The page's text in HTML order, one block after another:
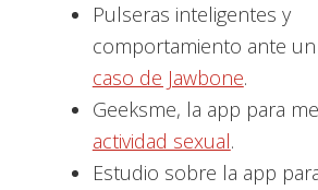
Pulseras inteligentes y
comportamiento ante
caso de Jawbone.
Geeksme, la app para
actividad sexual.
Estudio sobre la app